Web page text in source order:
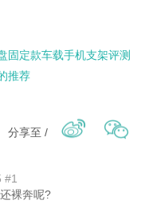
定款车载手机支架评测
推荐
分享至 /
#1
裸奔呢?